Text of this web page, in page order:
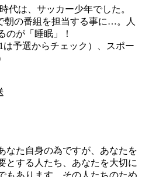
代は、サッカー少年でした。
朝の番組を担当する事に…。人
のが「睡眠」！
予選からチェック）、スポー
なた自身の為ですが、あなたを
とする人たち、あなたを大切に
もあります。その人たちのため